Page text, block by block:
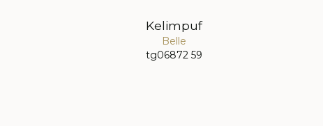
Kelimpuf
Belle
tg06872 59